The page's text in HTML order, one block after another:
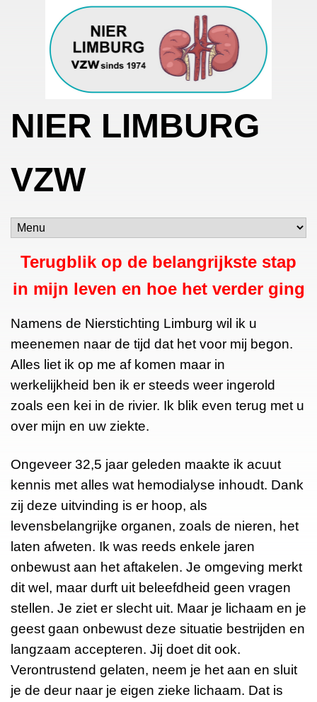
NIER LIMBURG
VZW
Terugblik op de belangrijkste stap
in mijn leven en hoe het verder ging
Namens de Nierstichting Limburg wil ik u
meenemen naar de tijd dat het voor mij begon.
Alles liet ik op me af komen maar in
werkelijkheid ben ik er steeds weer ingerold
zoals een kei in de rivier. Ik blik even terug met u
over mijn en uw ziekte.
Ongeveer 32,5 jaar geleden maakte ik acuut
kennis met alles wat hemodialyse inhoudt. Dank
zij deze uitvinding is er hoop, als
levensbelangrijke organen, zoals de nieren, het
laten afweten. Ik was reeds enkele jaren
onbewust aan het aftakelen. Je omgeving merkt
dit wel, maar durft uit beleefdheid geen vragen
stellen. Je ziet er slecht uit. Maar je lichaam en je
geest gaan onbewust deze situatie bestrijden en
langzaam accepteren. Jij doet dit ook.
Verontrustend gelaten, neem je het aan en sluit
je de deur naar je eigen zieke lichaam. Dat is